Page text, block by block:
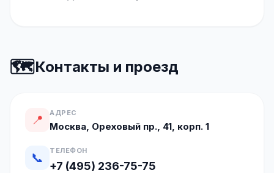
🗺️Контакты и проезд
📍 АДРЕС
Москва, Ореховый пр., 41, корп. 1
📞 ТЕЛЕФОН
+7 (495) 236-75-75